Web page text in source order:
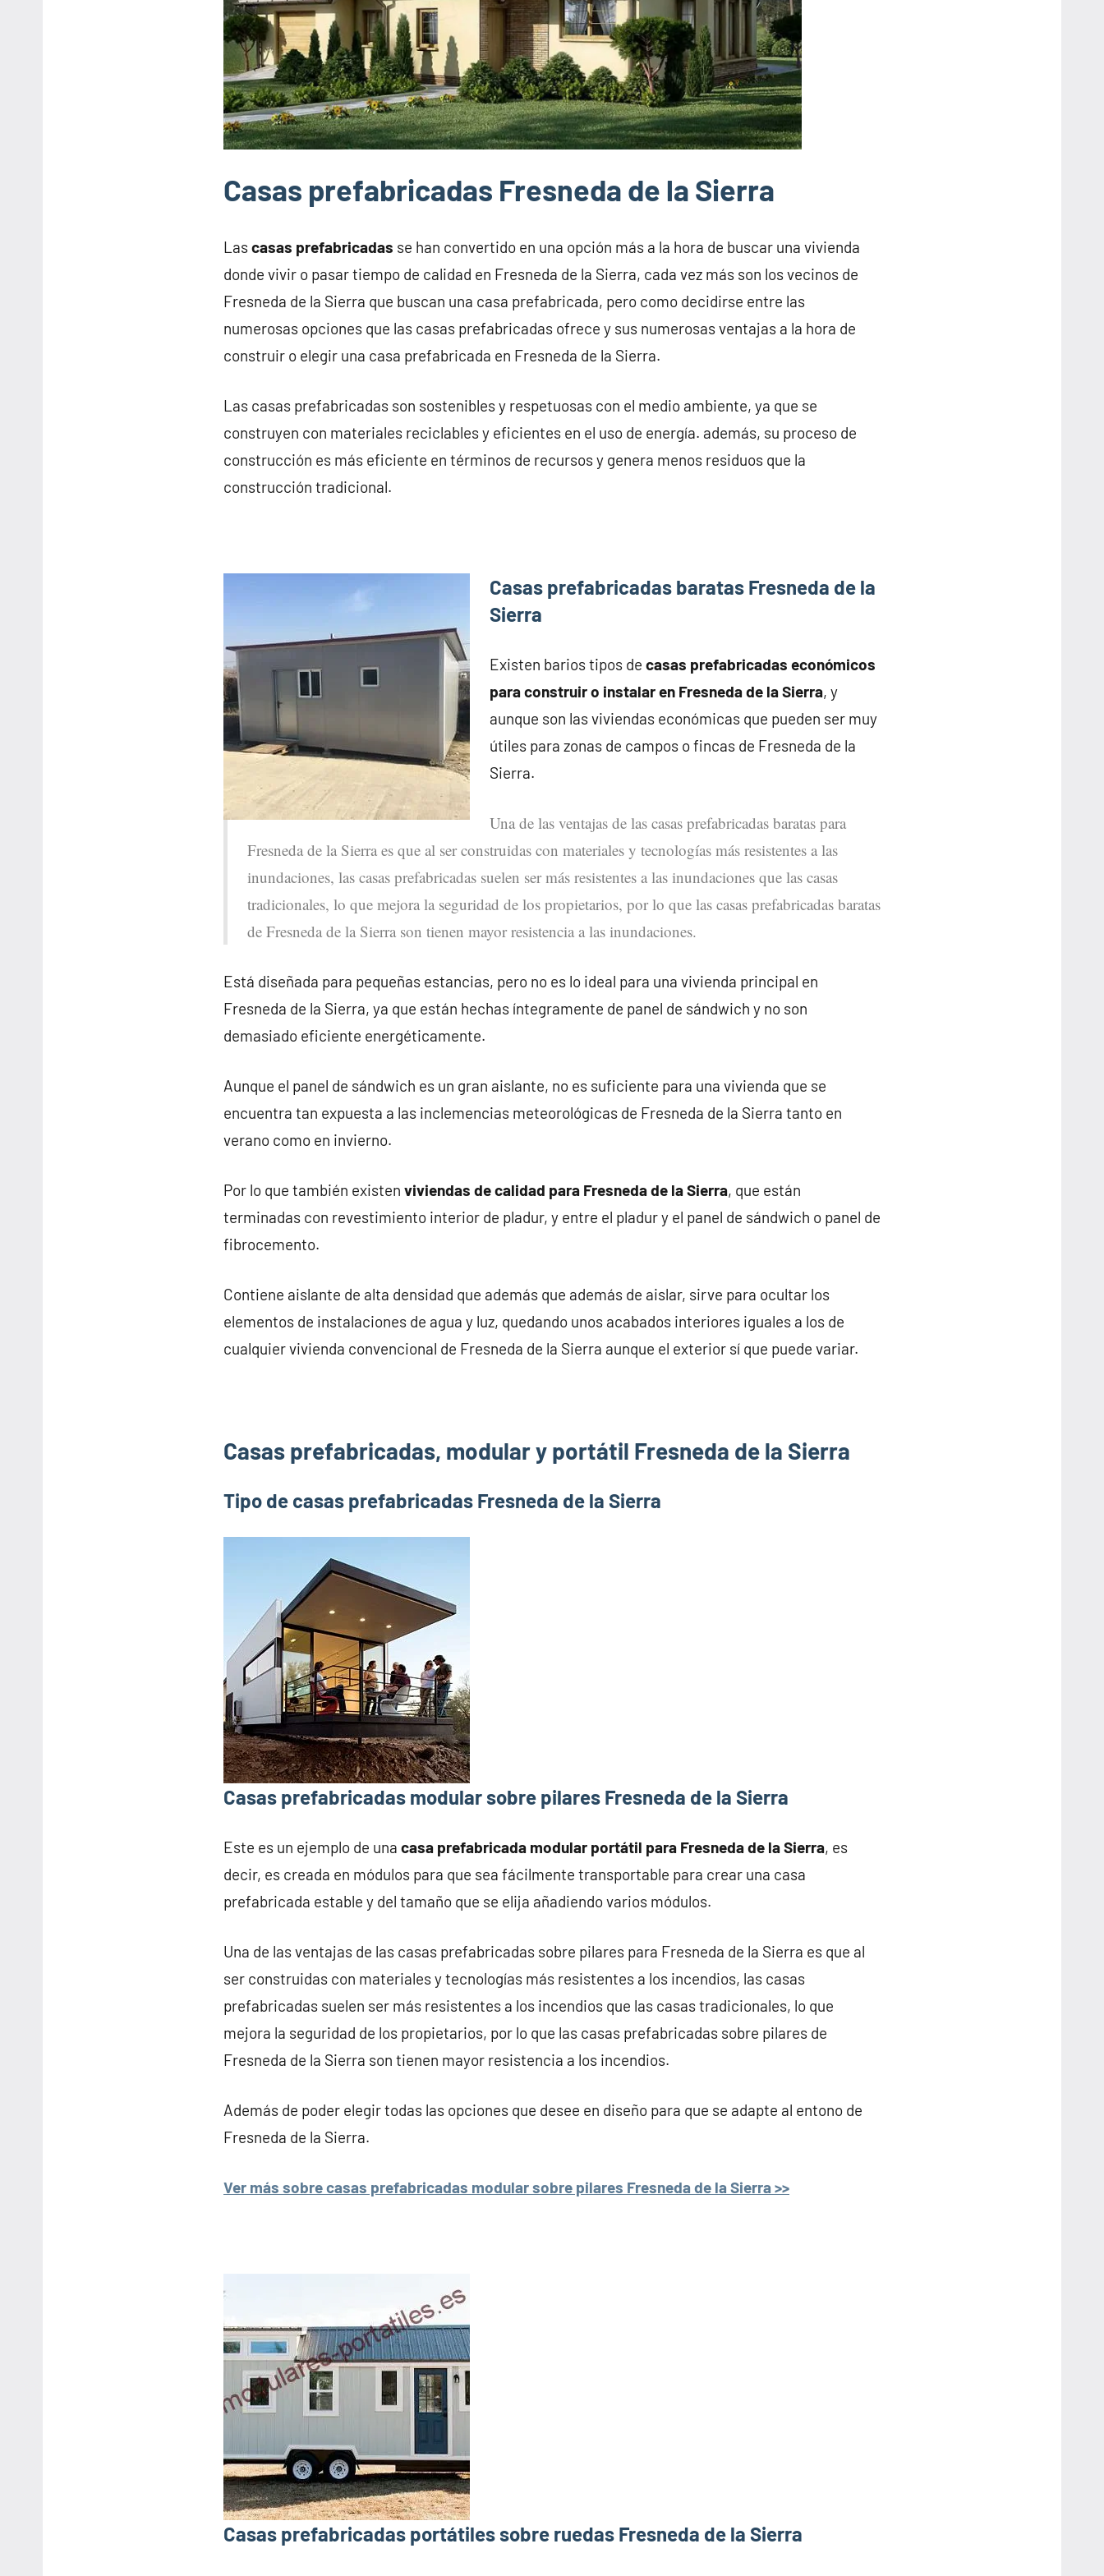
Casas prefabricadas Fresneda de la Sierra
Lascasas prefabricadas se han convertido en una opción más a la hora de buscar una vivienda
donde vivir o pasar tiempo de calidad en Fresneda de la Sierra, cada vez más son los vecinos de
Fresneda de la Sierra que buscan una casa prefabricada, pero como decidirse entre las
numerosas opciones que las casas prefabricadas ofrece y sus numerosas ventajas a la hora de
construir o elegir una casa prefabricada en Fresneda de la Sierra.
Las casas prefabricadas son sostenibles y respetuosas con el medio ambiente, ya que se
construyen con materiales reciclables y eficientes en el uso de energía. además, su proceso de
construcción es más eficiente en términos de recursos y genera menos residuos que la
construcción tradicional.
Casas prefabricadas baratas Fresneda de la
Sierra
Existen barios tipos de casas prefabricadas económicos
para construir o instalar en Fresneda de la Sierra, y
aunque son las viviendas económicas que pueden ser muy
útiles para zonas de campos o fincas de Fresneda de la
Sierra.
Una de las ventajas de las casas prefabricadas baratas para
Fresneda de la Sierra es que al ser construidas con materiales y tecnologías más resistentes a las
inundaciones, las casas prefabricadas suelen ser más resistentes a las inundaciones que las casas
tradicionales, lo que mejora la seguridad de los propietarios, por lo que las casas prefabricadas baratas
de Fresneda de la Sierra son tienen mayor resistencia a las inundaciones.
Está diseñada para pequeñas estancias, pero no es lo ideal para una vivienda principal en
Fresneda de la Sierra, ya que están hechas íntegramente de panel de sándwich y no son
demasiado eficiente energéticamente.
Aunque el panel de sándwich es un gran aislante, no es suficiente para una vivienda que se
encuentra tan expuesta a las inclemencias meteorológicas de Fresneda de la Sierra tanto en
verano como en invierno.
Por lo que también existen viviendas de calidad para Fresneda de la Sierra, que están
terminadas con revestimiento interior de pladur, y entre el pladur y el panel de sándwich o panel de
fibrocemento.
Contiene aislante de alta densidad que además que además de aislar, sirve para ocultar los
elementos de instalaciones de agua y luz, quedando unos acabados interiores iguales a los de
cualquier vivienda convencional de Fresneda de la Sierra aunque el exterior sí que puede variar.
Casas prefabricadas, modular y portátil Fresneda de la Sierra
Tipo de casas prefabricadas Fresneda de la Sierra
Casas prefabricadas modular sobre pilares Fresneda de la Sierra
Este es un ejemplo de una casa prefabricada modular portátil para Fresneda de la Sierra, es
decir, es creada en módulos para que sea fácilmente transportable para crear una casa
prefabricada estable y del tamaño que se elija añadiendo varios módulos.
Una de las ventajas de las casas prefabricadas sobre pilares para Fresneda de la Sierra es que al
ser construidas con materiales y tecnologías más resistentes a los incendios, las casas
prefabricadas suelen ser más resistentes a los incendios que las casas tradicionales, lo que
mejora la seguridad de los propietarios, por lo que las casas prefabricadas sobre pilares de
Fresneda de la Sierra son tienen mayor resistencia a los incendios.
Además de poder elegir todas las opciones que desee en diseño para que se adapte al entono de
Fresneda de la Sierra.
Ver más sobre casas prefabricadas modular sobre pilares Fresneda de la Sierra >>
Casas prefabricadas portátiles sobre ruedas Fresneda de la Sierra